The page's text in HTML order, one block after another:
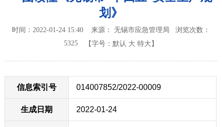
划》
时间：2022-01-24 15:40 来源： 无锡市应急管理局 浏览次数：
5325
【字号： 默认 大 特大 】
信息索引号 014007852/2022-00009
生成日期 2022-01-24